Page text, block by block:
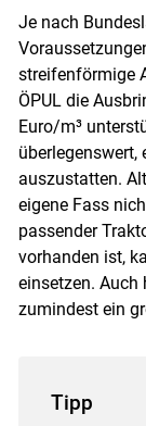
Je nach
streifenförmige
ÖPUL die
Euro/m³
überlegenswert,
auszustatten.
eigene Fass
passender
vorhanden ist,
einsetzen. Auch
zumindest ein
Tipp